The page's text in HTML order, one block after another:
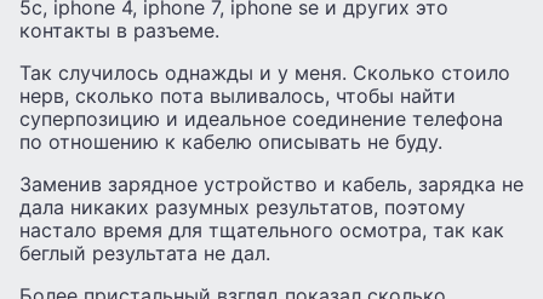
5c, iphone 4, iphone 7, iphone se и других это
контакты в разъеме.
Так случилось однажды и у меня. Сколько стоило
нерв, сколько пота выливалось, чтобы найти
суперпозицию и идеальное соединение телефона
по отношению к кабелю описывать не буду.
Заменив зарядное устройство и кабель, зарядка не
дала никаких разумных результатов, поэтому
настало время для тщательного осмотра, так как
беглый результата не дал.